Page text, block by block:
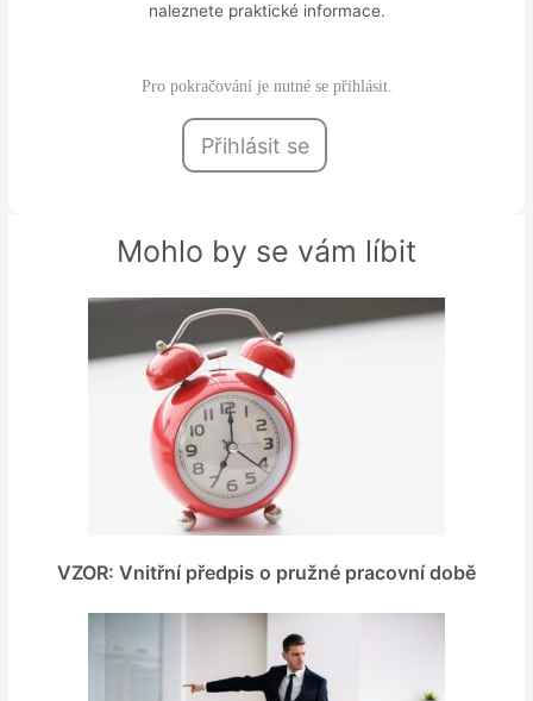
naleznete praktické informace.
Pro pokračování je nutné se přihlásit.
Přihlásit se
Mohlo by se vám líbit
VZOR: Vnitřní předpis o pružné pracovní době